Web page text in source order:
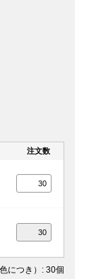
注文数
色につき） : 30個